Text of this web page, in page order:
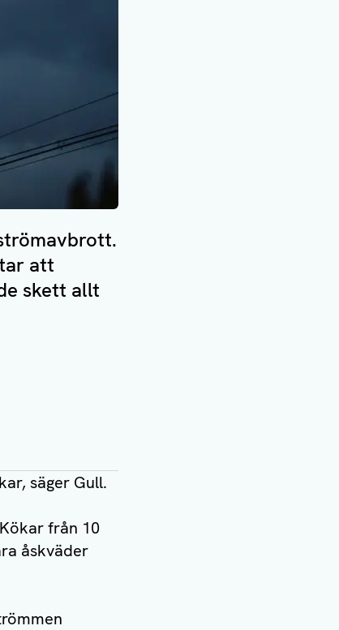
att
skett allt
säger Gull.
från 10
åskväder